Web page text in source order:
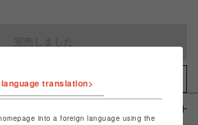
お気に入りアイテムに追加
translation>
into a foreign language using the